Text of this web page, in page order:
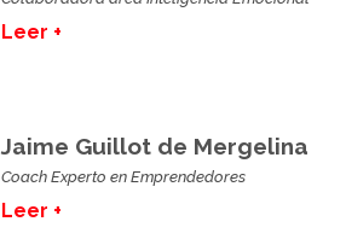
Leer +
Jaime Guillot de Mergelina
Coach Experto en Emprendedores
Leer +